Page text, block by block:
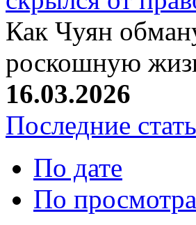
Как Чуян
роскошную
16.03.2026
Последние
По дате
По